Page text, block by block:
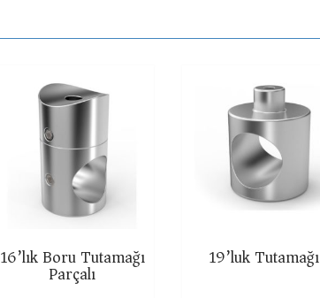
16’lık Boru Tutamağı
Parçalı
19’luk Tutamağı